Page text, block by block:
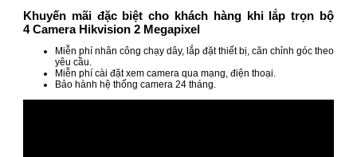
Khuyến mãi đặc biệt cho khách hàng khi lắp trọn bộ
4 Camera Hikvision 2 Megapixel
Miễn phí nhân công chạy dây, lắp đặt thiết bị, căn chỉnh góc theo
yêu cầu.
Miễn phí cài đặt xem camera qua mạng, điện thoại.
Bảo hành hệ thống camera 24 tháng.